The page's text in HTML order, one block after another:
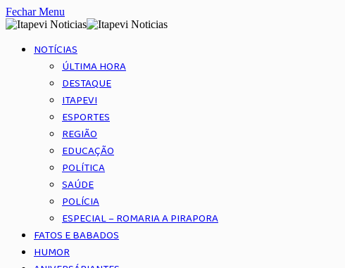
Fechar Menu
NOTÍCIAS
ÚLTIMA HORA
DESTAQUE
ITAPEVI
ESPORTES
REGIÃO
EDUCAÇÃO
POLÍTICA
SAÚDE
POLÍCIA
ESPECIAL – ROMARIA A PIRAPORA
FATOS E BABADOS
HUMOR